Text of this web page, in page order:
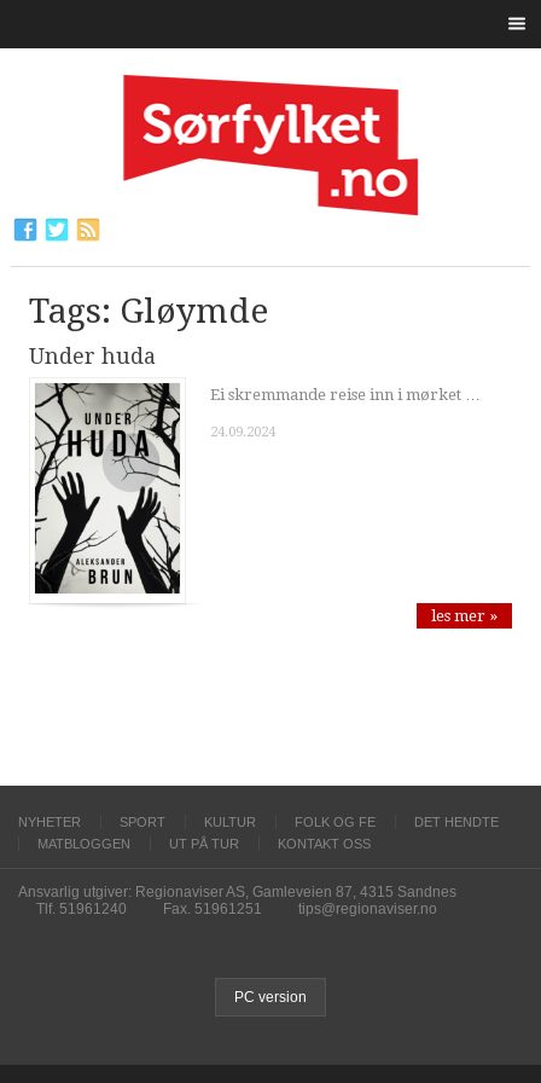
Tags: Gløymde
Under huda
Ei skremmande reise inn i mørket …
24.09.2024
les mer »
NYHETER SPORT KULTUR FOLK OG FE
DET HENDTE
MATBLOGGEN
UT PÅ TUR KONTAKT OSS
Ansvarlig utgiver: Regionaviser AS, Gamleveien 87, 4315 Sandnes
Tlf. 51961240
Fax. 51961251 tips@regionaviser.no
PC version